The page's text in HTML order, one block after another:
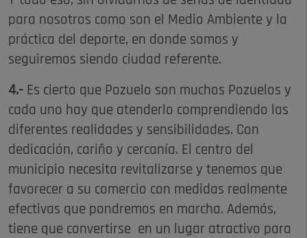
para nosotros como son el Medio Ambiente y la
práctica del deporte, en donde somos y
seguiremos siendo ciudad referente.
4.- Es cierto que Pozuelo son muchos Pozuelos y
cada uno hay que atenderlo comprendiendo las
diferentes realidades y sensibilidades. Con
dedicación, cariño y cercanía. El centro del
municipio necesita revitalizarse y tenemos que
favorecer a su comercio con medidas realmente
efectivas que pondremos en marcha. Además,
tiene que convertirse en un lugar atractivo para